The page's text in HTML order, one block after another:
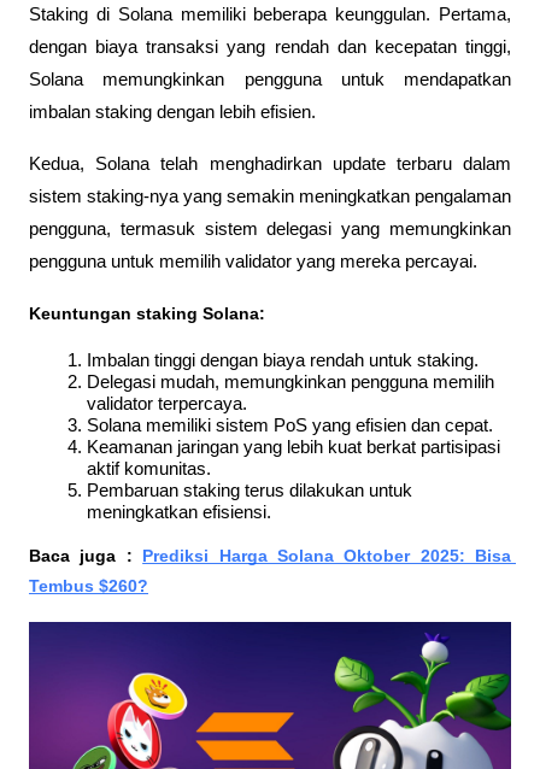
Staking di Solana memiliki beberapa keunggulan. Pertama,
dengan biaya transaksi yang rendah dan kecepatan tinggi,
Solana memungkinkan pengguna untuk mendapatkan
imbalan staking dengan lebih efisien.
Kedua, Solana telah menghadirkan update terbaru dalam
sistem staking-nya yang semakin meningkatkan pengalaman
pengguna, termasuk sistem delegasi yang memungkinkan
pengguna untuk memilih validator yang mereka percayai.
Keuntungan staking Solana:
Imbalan tinggi dengan biaya rendah untuk staking.
Delegasi mudah, memungkinkan pengguna memilih
validator terpercaya.
Solana memiliki sistem PoS yang efisien dan cepat.
Keamanan jaringan yang lebih kuat berkat partisipasi
aktif komunitas.
Pembaruan staking terus dilakukan untuk
meningkatkan efisiensi.
Baca juga : Prediksi Harga Solana Oktober 2025: Bisa
Tembus $260?